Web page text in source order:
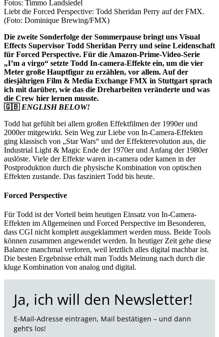
Liebt die Forced Perspective: Todd Sheridan Perry auf der FMX.
(Foto: Dominique Brewing/FMX)
Die zweite Sonderfolge der Sommerpause bringt uns Visual
Effects Supervisor Todd Sheridan Perry und seine Leidenschaft
für Forced Perspective. Für die Amazon-Prime-Video-Serie
„I’m a virgo“ setzte Todd In-camera-Effekte ein, um die vier
Meter große Hauptfigur zu erzählen, vor allem. Auf der
diesjährigen Film & Media Exchange FMX in Stuttgart sprach
ich mit darüber, wie das die Dreharbeiten veränderte und was
die Crew hier lernen musste.
🇬🇧 ENGLISH BELOW!
Todd hat gefühlt bei allem großen Effektfilmen der 1990er und
2000er mitgewirkt. Sein Weg zur Liebe von In-Camera-Effekten
ging klassisch von „Star Wars“ und der Effekterevolution aus, die
Industrial Light & Magic Ende der 1970er und Anfang der 1980er
auslöste. Viele der Effekte waren in-camera oder kamen in der
Postproduktion durch die physische Kombination von optischen
Effekten zustande. Das fasziniert Todd bis heute.
Forced Perspective
Für Todd ist der Vorteil beim heutigen Einsatz von In-Camera-
Effekten im Allgemeinen und Forced Perspective im Besonderen,
dass CGI nicht komplett ausgeklammert werden muss. Beide Tools
können zusammen angewendet werden. In heutiger Zeit gehe diese
Balance manchmal verloren, weil letztlich alles digital machbar ist.
Die besten Ergebnisse erhält man Todds Meinung nach durch die
kluge Kombination von analog und digital.
Ja, ich will den Newsletter!
E-Mail-Adresse eintragen, Mail bestätigen – und dann
geht’s los!